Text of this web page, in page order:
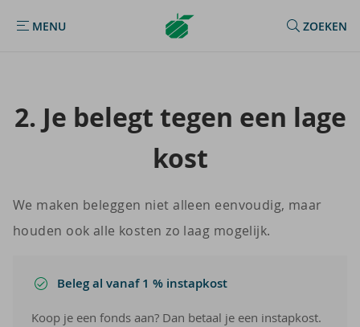
MENU
MENU
Argenta
Homepage
ZOEKEN
2. Je be­legt tegen een lage
kost
We maken beleggen niet alleen eenvoudig, maar
houden ook alle kosten zo laag mogelijk.
Beleg al vanaf 1 % instapkost
Koop je een fonds aan? Dan betaal je een instapkost.